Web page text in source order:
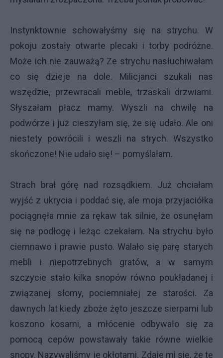
Instynktownie schowałyśmy się na strychu. W
pokoju zostały otwarte plecaki i torby podróżne.
Może ich nie zauważą? Ze strychu nasłuchiwałam
co się dzieje na dole. Milicjanci szukali nas
wszędzie, przewracali meble, trzaskali drzwiami.
Słyszałam płacz mamy. Wyszli na chwilę na
podwórze i już cieszyłam się, że się udało. Ale oni
niestety powrócili i weszli na strych. Wszystko
skończone! Nie udało się! – pomyślałam.
Strach brał górę nad rozsądkiem. Już chciałam
wyjść z ukrycia i poddać się, ale moja przyjaciółka
pociągnęła mnie za rękaw tak silnie, że osunęłam
się na podłogę i leżąc czekałam. Na strychu było
ciemnawo i prawie pusto. Walało się parę starych
mebli i niepotrzebnych gratów, a w samym
szczycie stało kilka snopów równo poukładanej i
związanej słomy, pociemniałej ze starości. Za
dawnych lat kiedy zboże żęto jeszcze sierpami lub
koszono kosami, a młócenie odbywało się za
pomocą cepów powstawały takie równe wielkie
snopy. Nazywaliśmy je okłotami. Zdaje mi się, że tę